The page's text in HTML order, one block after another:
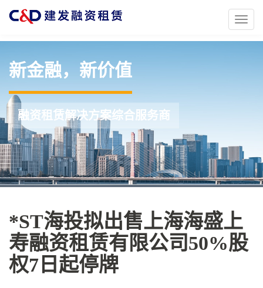
Toggle
新金融，新价值
融资租赁解决方案综合服务商
*ST海投拟出售上海海盛上
寿融资租赁有限公司50%股
权7日起停牌